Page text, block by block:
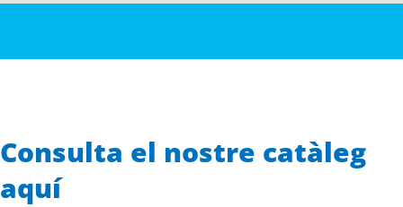
Consulta el nostre catàleg
aquí